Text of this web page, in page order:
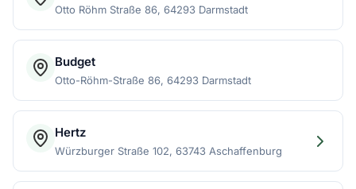
Otto Röhm Straße 86, 64293 Darmstadt
Budget
Otto-Röhm-Straße 86, 64293 Darmstadt
Hertz
Würzburger Straße 102, 63743 Aschaffenburg